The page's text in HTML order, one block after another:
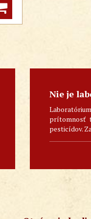
Nie je
prítomnosť
pesticídov.